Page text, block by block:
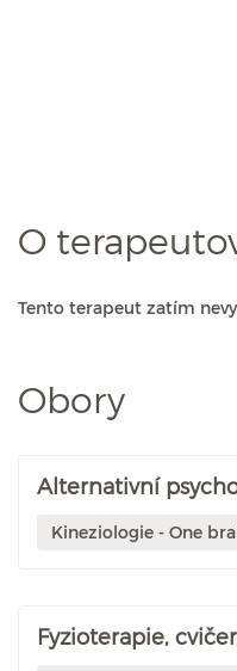
O
Tento terapeut zatím
Obory
Alternativní
Kineziologie - One
Fyzioterapie,